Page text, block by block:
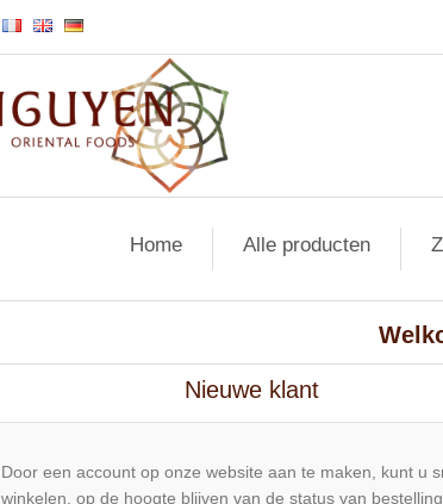
Home Alle producten
Nieuwe klant
Door een account op onze website aan te maken, kunt u
winkelen, op de hoogte blijven van de status van